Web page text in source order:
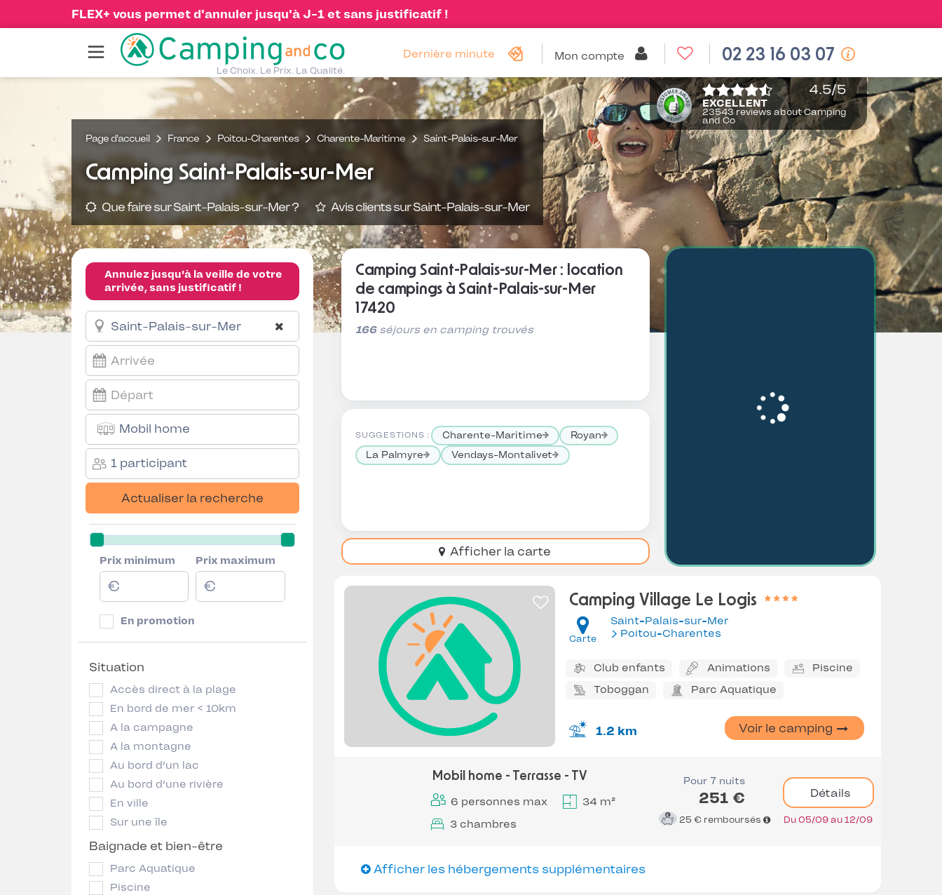
FLEX+ vous permet d'annuler jusqu'à J-1 et sans justificatif !
Le Choix. Le Prix. La Qualité.
Dernière minute Mon compte 02 23 16 03 07
EXCELLENT
4.5/5
23543 reviews about Camping
and Co
Page d'accueil France Poitou-Charentes Charente-Maritime Saint-Palais-sur-Mer
Camping Saint-Palais-sur-Mer
Que faire sur Saint-Palais-sur-Mer ? Avis clients sur Saint-Palais-sur-Mer
Annulez jusqu'à la veille de votre
arrivée, sans justificatif !
Mobil home
1 participant
Actualiser la recherche
Prix minimum Prix maximum
En promotion
Situation
Accès direct à la plage
En bord de mer < 10km
A la campagne
A la montagne
Au bord d’un lac
Au bord d’une rivière
En ville
Sur une île
Baignade et bien-être
Parc Aquatique
Piscine
Camping Saint-Palais-sur-Mer : location
de campings à Saint-Palais-sur-Mer
17420
166séjours en camping trouvés
SUGGESTIONS : Charente-Maritime
Royan
La Palmyre
Vendays-Montalivet
Afficher la carte
Camping Village Le Logis
Carte
Saint-Palais-sur-Mer
Poitou-Charentes
Club enfants Animations
Piscine
Toboggan
Parc Aquatique
1.2 km Voir le camping
Mobil home - Terrasse - TV
6 personnes max
34 m²
3 chambres
Pour 7 nuits
251 €
25 € remboursés
Détails
Du 05/09 au 12/09
Afficher les hébergements supplémentaires